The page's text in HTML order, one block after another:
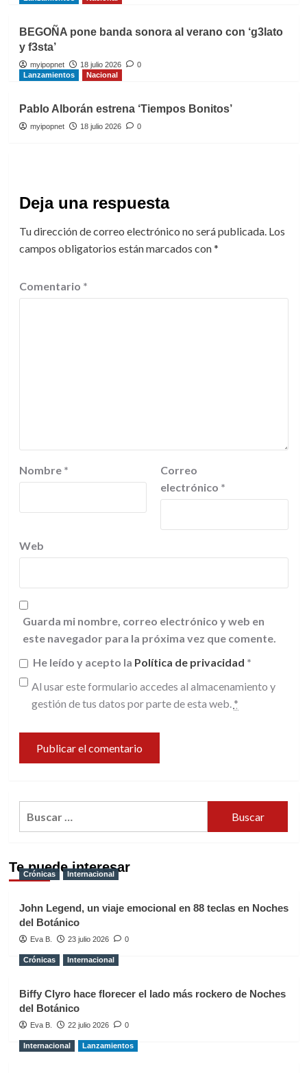
BEGOÑA pone banda sonora al verano con ‘g3lato
y f3sta’
myipopnet 18 julio 2026
0
Lanzamientos
Nacional
Pablo Alborán estrena ‘Tiempos Bonitos’
myipopnet 18 julio 2026 0
Deja una respuesta
Tu dirección de correo electrónico no será publicada. Los
campos obligatorios están marcados con*
Comentario *
Nombre *
Correo
electrónico *
Web
Guarda mi nombre, correo electrónico y web en
este navegador para la próxima vez que comente.
He leído y acepto la Política de privacidad *
Al usar este formulario accedes al almacenamiento y
gestión de tus datos por parte de esta web. *
Te puede interesar
Crónicas Internacional
John Legend, un viaje emocional en 88 teclas en Noches
del Botánico
Eva B. 23 julio 2026 0
Crónicas Internacional
Biffy Clyro hace florecer el lado más rockero de Noches
del Botánico
Eva B. 22 julio 2026 0
Internacional Lanzamientos